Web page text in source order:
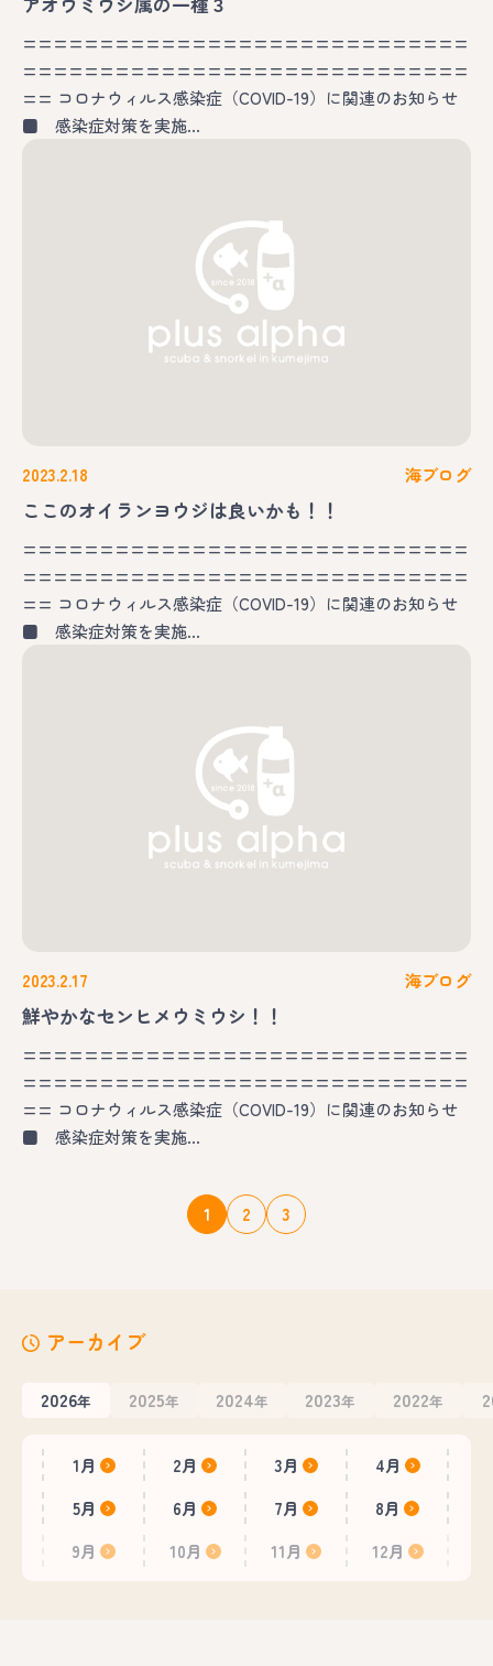
=============================
=============================
== コロナウィルス感染症（COVID-19）に関連のお知らせ
■ 感染症対策を実施…
2023.2.18 海ブログ
ここのオイランヨウジは良いかも！！
=============================
=============================
== コロナウィルス感染症（COVID-19）に関連のお知らせ
■ 感染症対策を実施…
2023.2.17 海ブログ
鮮やかなセンヒメウミウシ！！
=============================
=============================
== コロナウィルス感染症（COVID-19）に関連のお知らせ
■ 感染症対策を実施…
1 2 3
アーカイブ
2026年 2025年 2024年 2023年 2022年
1月 2月 3月
4月
5月
6月 7月
8月
9月
10月 11月 12月